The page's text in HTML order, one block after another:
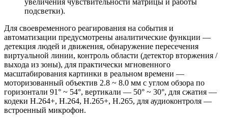
подсветки).
Для своевременного реагирования на события и
автоматизации предусмотрены аналитические функции —
детекция людей и движения, обнаружение пересечения
виртуальной линии, контроль области (детектор вторжения /
выхода из зоны), для практически мгновенного
масштабирования картинки в реальном времени —
моторизованный объектив 2.8 ~ 8.0 мм с углом обзора по
горизонтали 91° ~ 54°, вертикали — 50° ~ 30°, для сжатия —
кодеки H.264+, H.264, H.265+, H.265, для аудиоконтроля —
встроенный микрофон.